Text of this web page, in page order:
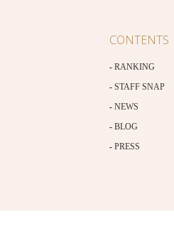
CONTENTS
RANKING
STAFF SNAP
NEWS
BLOG
PRESS